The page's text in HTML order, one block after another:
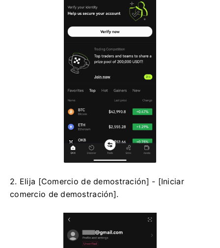
2. Elija [Comercio de demostración] - [Iniciar
comercio de demostración].